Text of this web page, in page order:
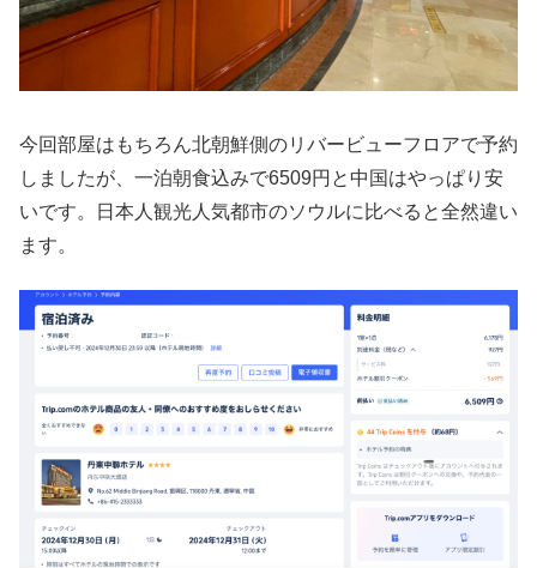
今回部屋はもちろん北朝鮮側のリバービューフロアで予約
しましたが、一泊朝食込みで6509円と中国はやっぱり安
いです。日本人観光人気都市のソウルに比べると全然違い
ます。